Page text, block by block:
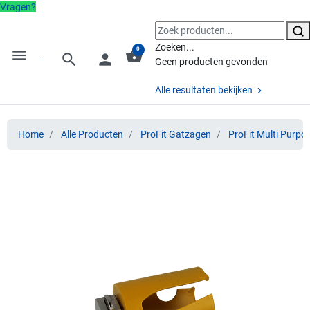
Vragen?
menu search person shopping_basket
0
Zoeken...
Geen producten gevonden
Alle resultaten bekijken
Home Alle Producten ProFit Gatzagen ProFit Multi